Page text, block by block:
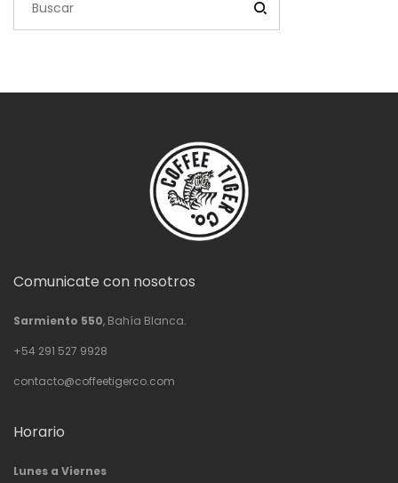
Comunicate con nosotros
Sarmiento 550, Bahía Blanca.
+54 291 527 9928
contacto@coffeetigerco.com
Horario
Lunes a Viernes